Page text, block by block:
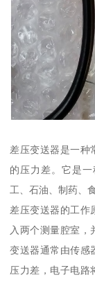
差压变送器是一种
的压力差。它是
工、石油、制药、
差压变送器的工作
入两个测量腔室，
变送器通常由传感
压力差，电子电路